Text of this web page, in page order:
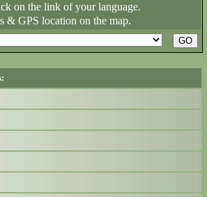
on the link of your language.
& GPS location on the map.